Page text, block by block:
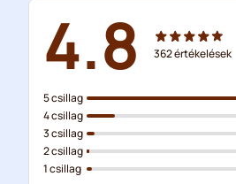
4.8 362értékelések
5 csillag
4 csillag
3 csillag
2 csillag
1 csillag